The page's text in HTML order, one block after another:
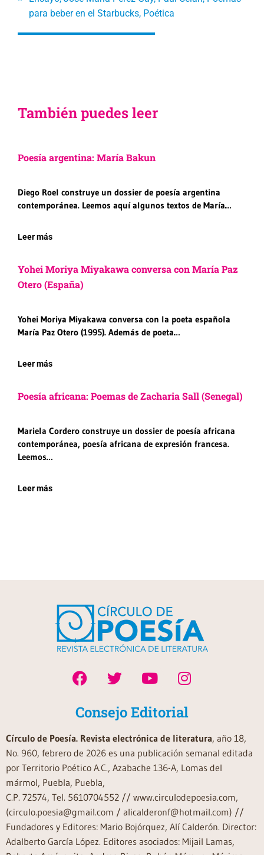
para beber en el Starbucks, Poética
También puedes leer
Poesía argentina: María Bakun
Diego Roel construye un dossier de poesía argentina
contemporánea. Leemos aquí algunos textos de María…
Leer más
Yohei Moriya Miyakawa conversa con María Paz
Otero (España)
Yohei Moriya Miyakawa conversa con la poeta española
María Paz Otero (1995). Además de poeta…
Leer más
Poesía africana: Poemas de Zacharia Sall (Senegal)
Mariela Cordero construye un dossier de poesía africana
contemporánea, poesía africana de expresión francesa.
Leemos…
Leer más
Consejo Editorial
Círculo de Poesía. Revista electrónica de literatura, año 18,
No. 960, febrero de 2026 es una publicación semanal editada
por Territorio Poético A.C., Azabache 136-A, Lomas del
mármol, Puebla, Puebla,
C.P. 72574, Tel. 5610704552 // www.circulodepoesia.com,
(circulo.poesia@gmail.com / alicalderonf@hotmail.com) //
Fundadores y Editores: Mario Bojórquez, Alí Calderón. Director:
Adalberto García López. Editores asociados: Mijail Lamas,